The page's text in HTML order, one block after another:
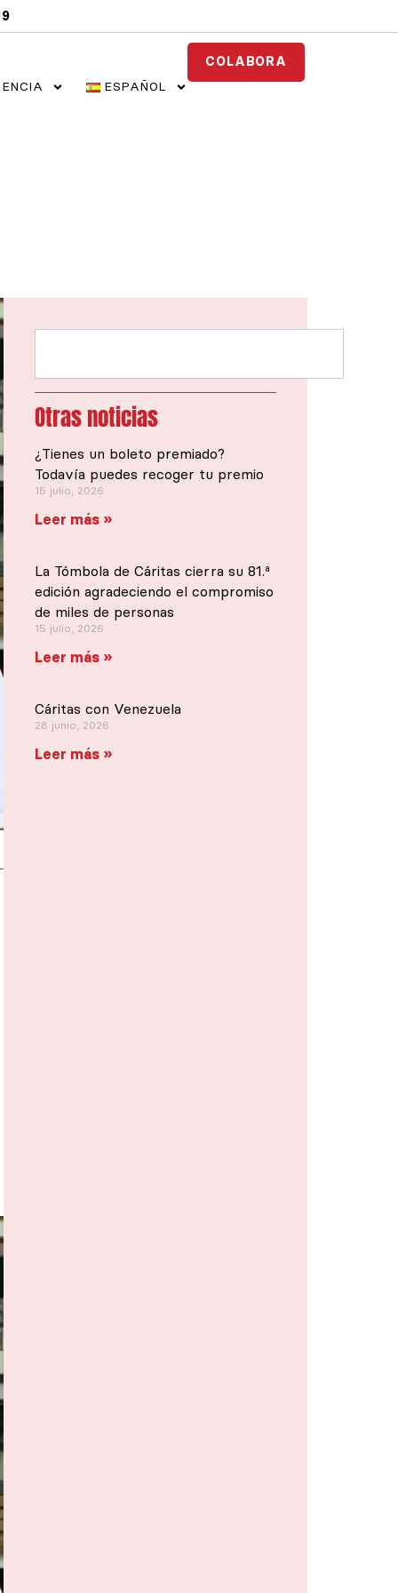
ESPAÑOL
COLABORA
Otras noticias
¿Tienes un boleto premiado?
Todavía puedes recoger tu premio
15 julio, 2026
Leer más »
La Tómbola de Cáritas cierra su 81.ª
edición agradeciendo el compromiso
de miles de personas
15 julio, 2026
Leer más »
Cáritas con Venezuela
28 junio, 2026
Leer más »